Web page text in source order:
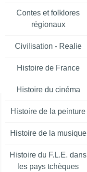
Contes et folklores
régionaux
Civilisation - Realie
Histoire de France
Histoire du cinéma
Histoire de la peinture
Histoire de la musique
Histoire du F.L.E. dans
les pays tchèques